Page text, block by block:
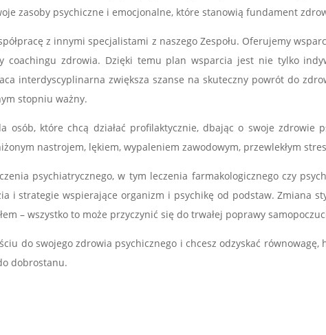
zasoby psychiczne i emocjonalne, które stanowią fundament
z innymi specjalistami z naszego Zespołu. Oferujemy
coachingu zdrowia. Dzięki temu plan wsparcia jest nie tylko
interdyscyplinarna zwiększa szanse na skuteczny powrót do
stopniu ważny.
osób, które chcą działać profilaktycznie, dbając o swoje zdrowie
nastrojem, lękiem, wypaleniem zawodowym, przewlekłym
psychiatrycznego, w tym leczenia farmakologicznego czy
i strategie wspierające organizm i psychikę od podstaw. Zmiana
– wszystko to może przyczynić się do trwałej poprawy
do swojego zdrowia psychicznego i chcesz odzyskać
dobrostanu.